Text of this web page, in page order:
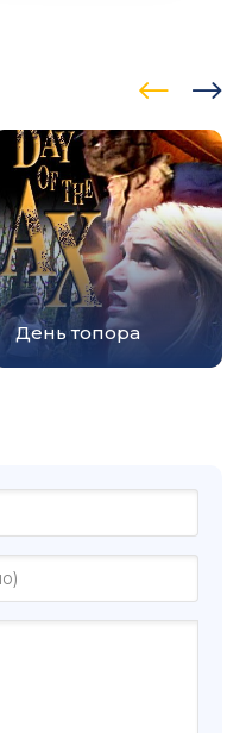
День топора